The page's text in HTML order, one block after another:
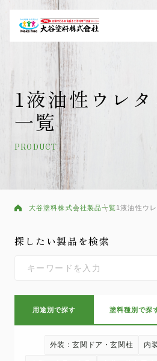
1液油性ウレ
一覧
PRODUCT
大谷塗料株式会社製品一覧1液油性ウ
探したい製品を検索
用途別で探す 塗料種別で探
外装：玄関ドア・玄関柱 内